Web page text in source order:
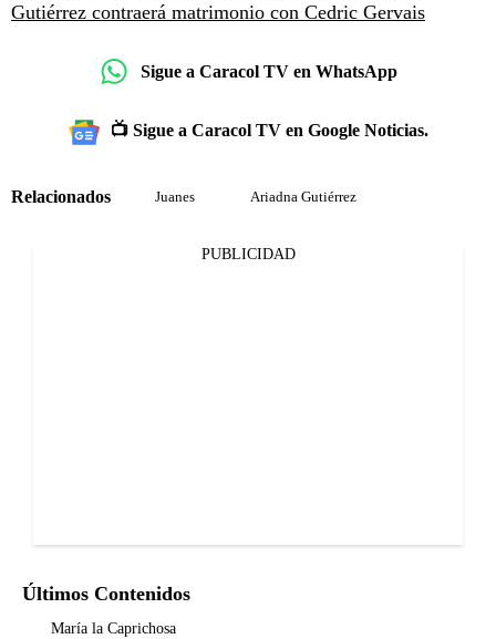
Gutiérrez contraerá matrimonio con Cedric Gervais
Sigue a Caracol TV en WhatsApp
📺 Sigue a Caracol TV en Google Noticias.
Relacionados Juanes Ariadna Gutiérrez
PUBLICIDAD
Últimos Contenidos
María la Caprichosa